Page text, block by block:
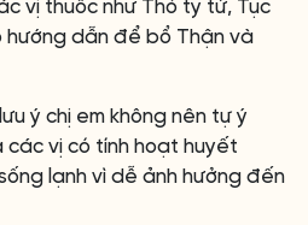
vị thuốc như Thỏ ty tử, Tục
dẫn để bổ Thận và
ý chị em không nên tự ý
vị có tính hoạt huyết
lạnh vì dễ ảnh hưởng đến